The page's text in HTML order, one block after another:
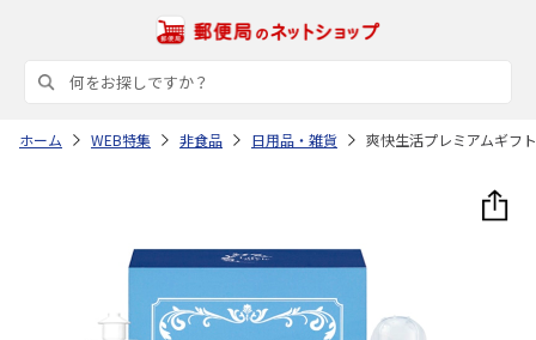
ホーム WEB特集 非食品 日用品・雑貨 爽快生活プレミアムギフ